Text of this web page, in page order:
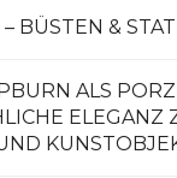
BÜSTEN &
ALS
ELEGANZ